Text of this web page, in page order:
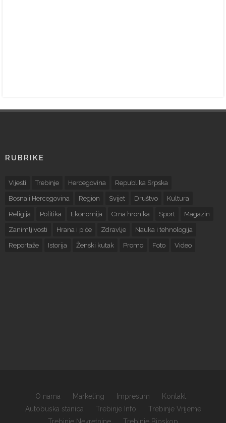
RUBRIKE
Vijesti Trebinje Hercegovina Republika Srpska
Bosna i Hercegovina Region Svijet Društvo Kultura
Religija Politika Ekonomija Crna hronika Sport Magazin
Zanimljivosti Hrana i piće Zdravlje Nauka i tehnologija
Reportaže Istorija Ženski kutak Promo Foto Video
O nama Marketing Impresum
Kontakt
Autobuska stanica
Trebinje Info
Trebinje Vrijeme